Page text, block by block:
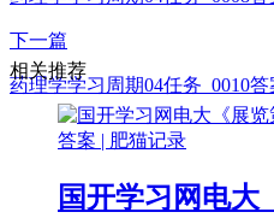
下一篇
药理学学习周期04任务_0010答
相关推荐
国开学习网电大